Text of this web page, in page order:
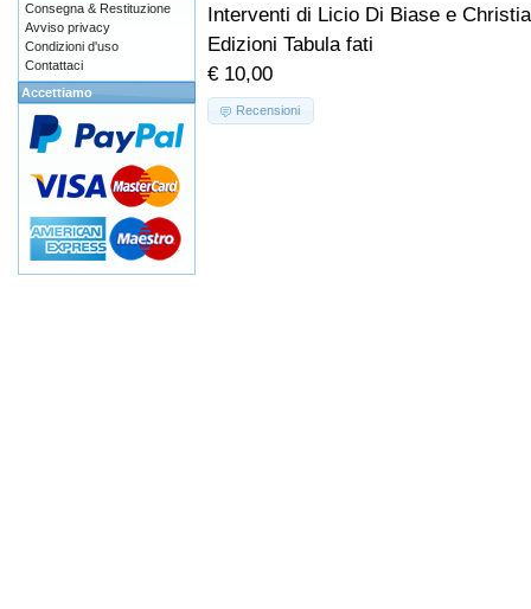
Interventi di Licio Di Biase e
Edizioni Tabula fati
€ 10,00
Recensioni
Consegna & Restituzione
Avviso privacy
Condizioni d'uso
Contattaci
Accettiamo